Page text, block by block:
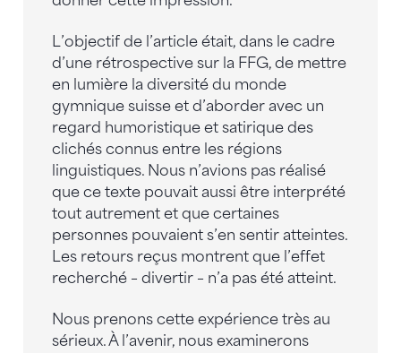
L’objectif de l’article était, dans le cadre
d’une rétrospective sur la FFG, de mettre
en lumière la diversité du monde
gymnique suisse et d’aborder avec un
regard humoristique et satirique des
clichés connus entre les régions
linguistiques. Nous n’avions pas réalisé
que ce texte pouvait aussi être interprété
tout autrement et que certaines
personnes pouvaient s’en sentir atteintes.
Les retours reçus montrent que l’effet
recherché – divertir – n’a pas été atteint.
Nous prenons cette expérience très au
sérieux. À l’avenir, nous examinerons